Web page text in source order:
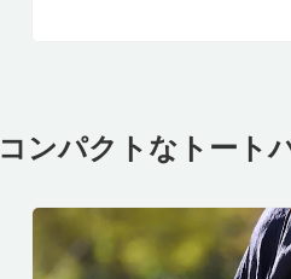
コンパクトなトート